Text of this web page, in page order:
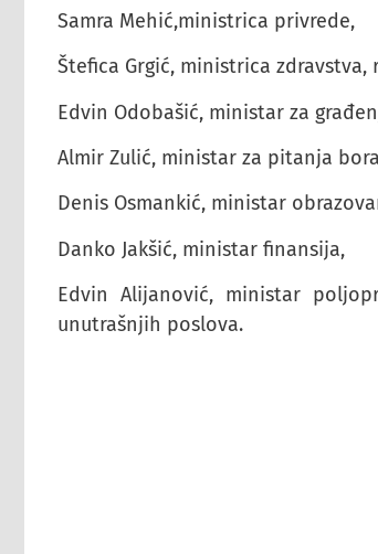
Samra Mehić,ministrica privrede,
Štefica Grgić, ministrica
Edvin Odobašić, ministar za
Almir Zulić, ministar za pitanja
Denis Osmankić, ministar
Danko Jakšić, ministar finansija,
Edvin Alijanović, ministar
unutrašnjih poslova.